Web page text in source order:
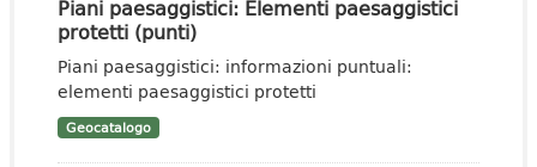
Piani paesaggistici: Elementi paesaggistici
protetti (punti)
Piani paesaggistici: informazioni puntuali:
elementi paesaggistici protetti
Geocatalogo